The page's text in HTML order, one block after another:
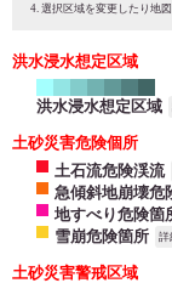
選択区域を変更したり地
洪水浸水想定区域
洪水浸水想定区域
土砂災害危険個所
土石流危険渓流
急傾斜地崩壊危
地すべり危険箇
雪崩危険箇所 詳
土砂災害警戒区域